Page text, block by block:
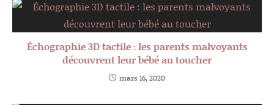
Échographie 3D tactile : les parents malvoyants
découvrent leur bébé au toucher
mars 16, 2020